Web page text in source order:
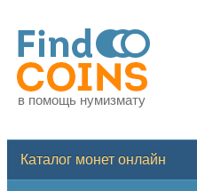
в помощь нумизмату
Каталог монет онлайн